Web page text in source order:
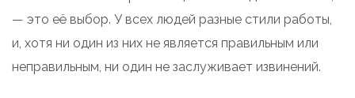
— это её выбор. У всех людей разные стили работы,
и, хотя ни один из них не является правильным или
неправильным, ни один не заслуживает извинений.